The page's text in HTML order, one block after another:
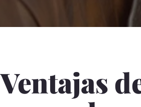
Ventajas